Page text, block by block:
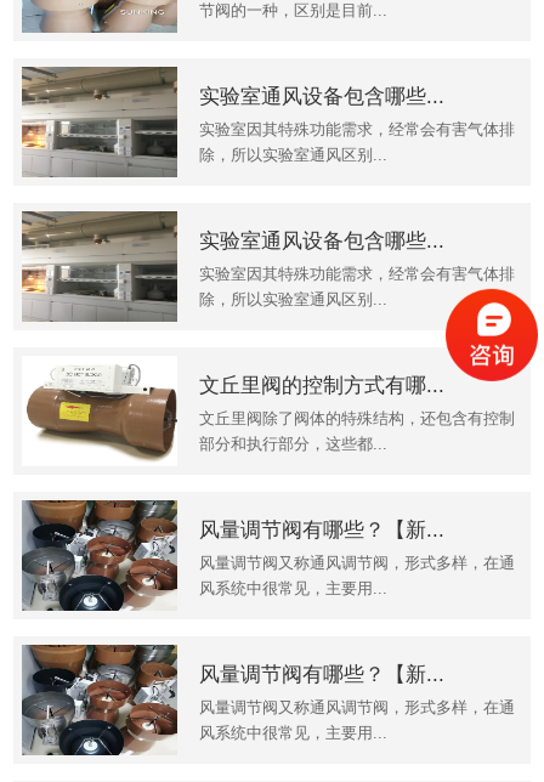
节阀的一种，区别是目前...
实验室通风设备包含哪些...
实验室因其特殊功能需求，经常会有害气体排
除，所以实验室通风区别...
实验室通风设备包含哪些...
实验室因其特殊功能需求，经常会有害气体排
除，所以实验室通风区别...
文丘里阀的控制方式有哪...
文丘里阀除了阀体的特殊结构，还包含有控制
部分和执行部分，这些都...
风量调节阀有哪些？【新...
风量调节阀又称通风调节阀，形式多样，在通
风系统中很常见，主要用...
风量调节阀有哪些？【新...
风量调节阀又称通风调节阀，形式多样，在通
风系统中很常见，主要用...